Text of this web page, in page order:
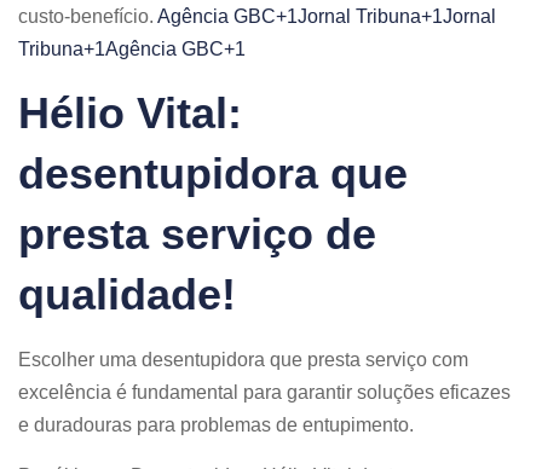
custo-benefício. ​ Agência GBC+1Jornal Tribuna+1Jornal
Tribuna+1Agência GBC+1
Hélio Vital:
desentupidora que
presta serviço de
qualidade!
Escolher uma desentupidora que presta serviço com
excelência é fundamental para garantir soluções eficazes
e duradouras para problemas de entupimento.